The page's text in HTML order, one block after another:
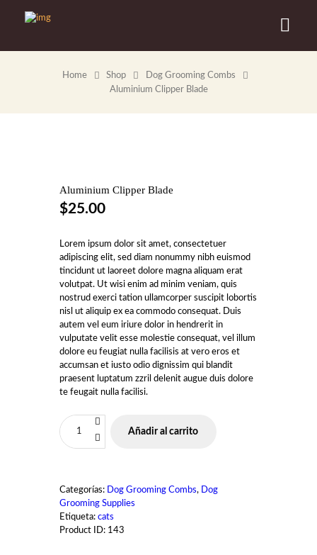
Home Shop
Dog Grooming Combs
Aluminium Clipper Blade
Aluminium Clipper Blade
$25.00
Lorem ipsum dolor sit amet, consectetuer
adipiscing elit, sed diam nonummy nibh euismod
tincidunt ut laoreet dolore magna aliquam erat
volutpat. Ut wisi enim ad minim veniam, quis
nostrud exerci tation ullamcorper suscipit lobortis
nisl ut aliquip ex ea commodo consequat. Duis
autem vel eum iriure dolor in hendrerit in
vulputate velit esse molestie consequat, vel illum
dolore eu feugiat nulla facilisis at vero eros et
accumsan et iusto odio dignissim qui blandit
praesent luptatum zzril delenit augue duis dolore
te feugait nulla facilisi.
Añadir al carrito
Categorías: Dog Grooming Combs, Dog
Grooming Supplies
Etiqueta: cats
Product ID: 143